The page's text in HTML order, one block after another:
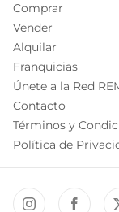
Comprar
Vender
Alquilar
Franquicias
Únete a la Red
Contacto
Términos y
Política de